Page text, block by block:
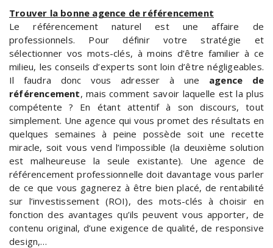
Trouver la bonne agence de référencement
Le référencement naturel est une affaire de
professionnels. Pour définir votre stratégie et
sélectionner vos mots-clés, à moins d’être familier à ce
milieu, les conseils d’experts sont loin d’être négligeables.
Il faudra donc vous adresser à une agence de
référencement, mais comment savoir laquelle est la plus
compétente ? En étant attentif à son discours, tout
simplement. Une agence qui vous promet des résultats en
quelques semaines à peine possède soit une recette
miracle, soit vous vend l’impossible (la deuxième solution
est malheureuse la seule existante). Une agence de
référencement professionnelle doit davantage vous parler
de ce que vous gagnerez à être bien placé, de rentabilité
sur l’investissement (ROI), des mots-clés à choisir en
fonction des avantages qu’ils peuvent vous apporter, de
contenu original, d’une exigence de qualité, de responsive
design,…